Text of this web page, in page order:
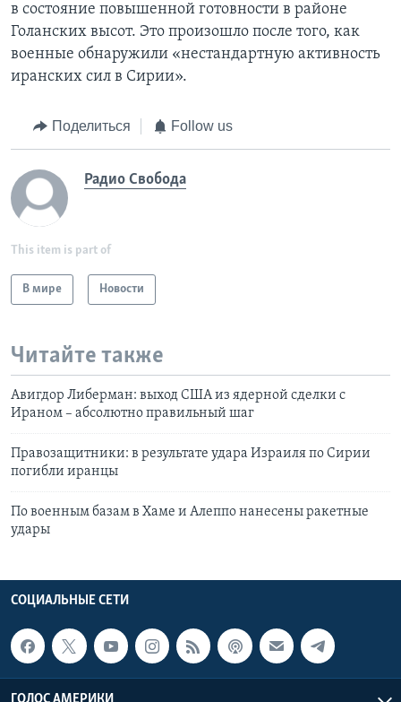
в состояние повышенной готовности в районе
Голанских высот. Это произошло после того, как
военные обнаружили «нестандартную активность
иранских сил в Сирии».
Поделиться Follow us
Радио Свобода
This item is part of
В мире Новости
Читайте также
Авигдор Либерман: выход США из ядерной сделки с
Ираном – абсолютно правильный шаг
Правозащитники: в результате удара Израиля по Сирии
погибли иранцы
По военным базам в Хаме и Алеппо нанесены ракетные
удары
СОЦИАЛЬНЫЕ СЕТИ
ГОЛОС АМЕРИКИ